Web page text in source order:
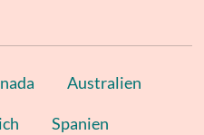
Australien
Spanien